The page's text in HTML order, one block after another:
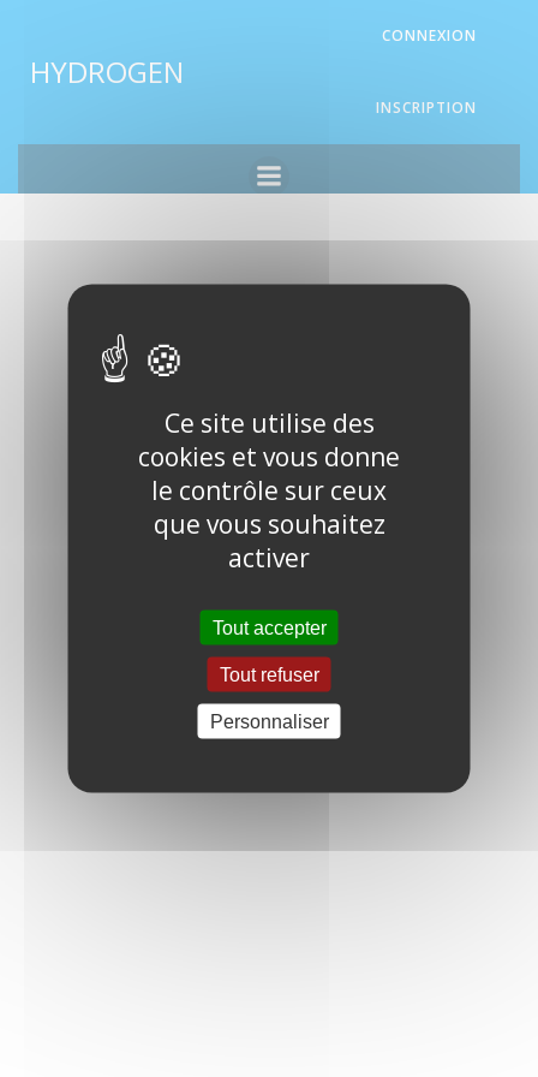
HYDROGEN
CONNEXION
INSCRIPTION
Ce site utilise des
cookies et vous donne
le contrôle sur ceux
que vous souhaitez
activer
Tout accepter
Tout refuser
Personnaliser